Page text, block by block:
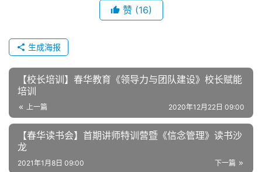
赞 (16)
生成海报
【校长培训】春华教育《领导力与团队建设》校长赋能
培训
上一篇 2020年12月22日 09:00
【春华读书会】首期讲师特训营暨《信念管理》读书沙
龙
下一篇
2021年1月8日 09:00